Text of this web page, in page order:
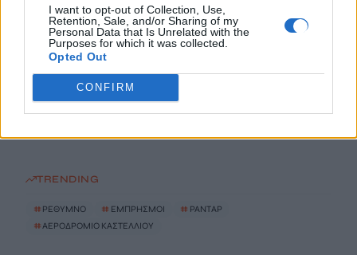
I want to opt-out of Collection, Use,
Retention, Sale, and/or Sharing of my
Personal Data that Is Unrelated with the
Purposes for which it was collected.
Opted Out
CONFIRM
εκατομμυρίου
7 Αυγούστου, 2026
Λιμενικό: Ζητούν ενίσχυση των υπηρεσιών στην Κρήτη λόγω
των αυξημένων μεταναστευτικών ροών
7 Αυγούστου, 2026
TRENDING
# ΡΕΘΥΜΝΟ # ΕΜΠΡΗΣΜΟΙ # ΡΑΝΤΑΡ
#ΑΕΡΟΔΡΟΜΙΟ ΚΑΣΤΕΛΛΙΟΥ